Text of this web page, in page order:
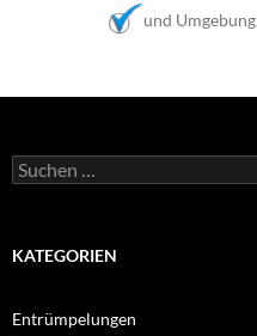
und Umgebung
Suchen
nach:
KATEGORIEN
Entrümpelungen